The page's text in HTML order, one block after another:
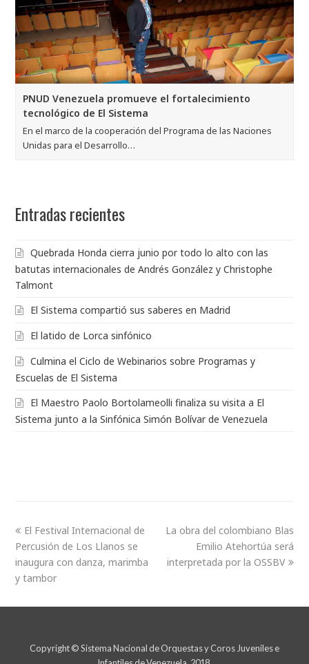
PNUD Venezuela promueve el fortalecimiento
tecnológico de El Sistema
En el marco de la cooperación del Programa de las Naciones
Unidas para el Desarrollo…
Entradas recientes
Quebrada Honda cierra junio por todo lo alto con las
batutas internacionales de Andrés González y Christophe
Talmont
El Sistema compartió sus saberes en Madrid
El latido de Lorca sinfónico
Culmina el Ciclo de Webinarios sobre Programas y
Escuelas de El Sistema
El Maestro Paolo Bortolameolli finaliza su visita a El
Sistema junto a la Sinfónica Simón Bolívar de Venezuela
El Festival Internacional de
Percusión de Los Llanos se
inaugura con danza, marimba
y tambor
La obra del colombiano Blas
Emilio Atehortúa será
interpretada por la OSSBV
Copyright © Sistema Nacional de Orquestas y Coros Juveniles e